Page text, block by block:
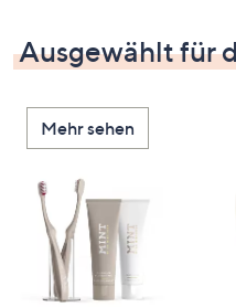
Ausgewählt für
Mehr sehen